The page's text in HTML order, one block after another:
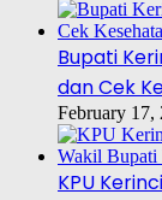
Bupati
dan Cek
February 17,
KPU